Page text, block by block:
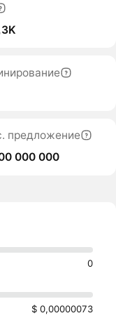
предложение
000 000
0
$ 0,00000073